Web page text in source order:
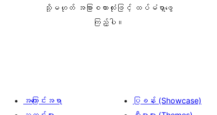
သို့မဟုတ် အခြားစကားလုံးဖြင့် ထပ်မံရှာဖွေ
ကြည့်ပါ။
အကြောင်းအရာ
ပြခန်း (Showcase)